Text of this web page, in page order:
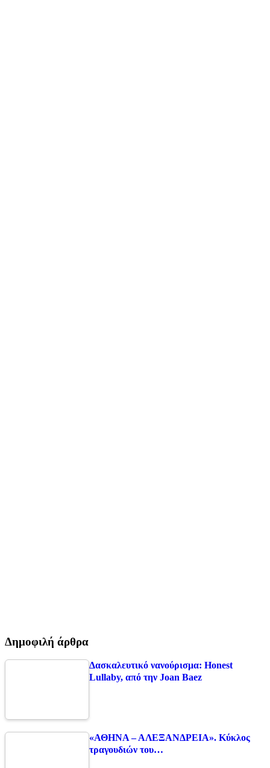
Δημοφιλή άρθρα
Δασκαλευτικό νανούρισμα: Honest
Lullaby, από την Joan Baez
«ΑΘΗΝΑ – ΑΛΕΞΑΝΔΡΕΙΑ». Κύκλος
τραγουδιών του…